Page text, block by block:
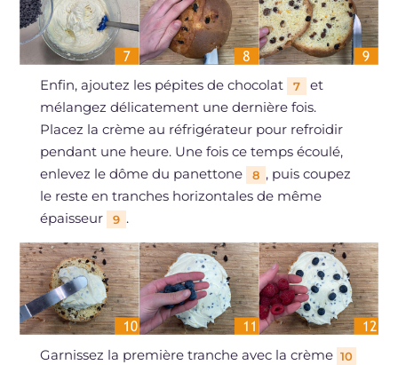
Enfin, ajoutez les pépites de chocolat 7
et
mélangez délicatement une dernière fois.
Placez la crème au réfrigérateur pour refroidir
pendant une heure. Une fois ce temps écoulé,
enlevez le dôme du panettone
8 , puis coupez
le reste en tranches horizontales de même
épaisseur
9 .
Garnissez la première tranche avec la crème 10